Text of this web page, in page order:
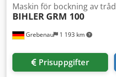
Grebenau 1 193 km
Maskin för bockning av tråd
BIHLER GRM 100
Prisuppgifter